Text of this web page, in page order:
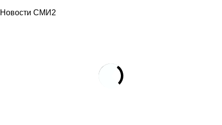
Новости СМИ2